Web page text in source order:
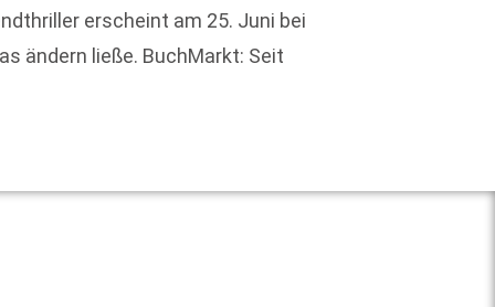
erscheint am 25. Juni bei
ändern ließe. BuchMarkt: Seit